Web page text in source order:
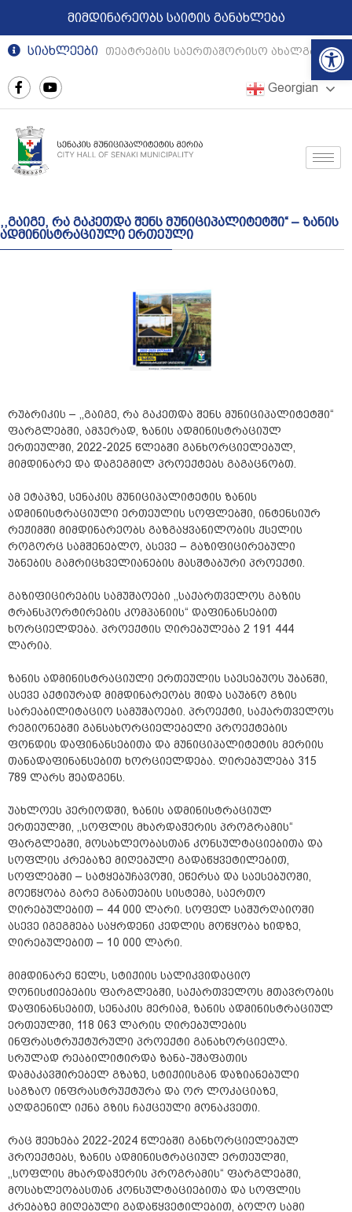
მიმდინარეობს საიტის განახლება
სიახლეები
რეგიონული თეატრების საერთაშორისო
Georgian
,,გაიგე, რა გაკეთდა შენს მუნიციპალიტეტში“ – ზანის
ადმინისტრაციული ერთეული
რუბრიკის – ,,გაიგე, რა გაკეთდა შენს მუნიციპალიტეტში“
ფარგლებში, ამჯერად, ზანის ადმინისტრაციულ
ერთეულში, 2022-2025 წლებში განხორციელებულ,
მიმდინარე და დაგეგმილ პროექტებს გაგაცნობთ.
ამ ეტაპზე, სენაკის მუნიციპალიტეტის ზანის
ადმინისტრაციული ერთეულის სოფლებში, ინტენსიურ
რეჟიმში მიმდინარეობს გაზგაყვანილობის ქსელის
როგორც სამშენებლო, ასევე – გაზიფიცირებული
უბნების გამრიცხველიანების მასშტაბური პროექტი.
გაზიფიცირების სამუშაოები ,,საქართველოს გაზის
ტრანსპორტირების კომპანიის“ დაფინანსებით
ხორციელდება. პროექტის ღირებულება 2 191 444
ლარია.
ზანის ადმინისტრაციული ერთეულის საესებუოს უბანში,
ასევე აქტიურად მიმდინარეობს შიდა საუბნო გზის
სარეაბილიტაციო სამუშაოები. პროექტი, საქართველოს
რეგიონებში განსახორციელებელი პროექტების
ფონდის დაფინანსებითა და მუნიციპალიტეტის მერიის
თანადაფინანსებით ხორციელდება. ღირებულება 315
789 ლარს შეადგენს.
უახლოეს პერიოდში, ზანის ადმინისტრაციულ
ერთეულში, ,,სოფლის მხარდაჭერის პროგრამის“
ფარგლებში, მოსახლეობასთან კონსულტაციებითა და
სოფლის კრებაზე მიღებული გადაწყვეტილებით,
სოფლებში – სატყებუჩავოში, ეწერსა და საესებუოში,
მოეწყობა გარე განათების სისტემა, საერთო
ღირებულებით – 44 000 ლარი. სოფელ საშურღაიოში
ასევე იგეგმება საყრდენი კედლის მოწყობა ხიდზე,
ღირებულებით – 10 000 ლარი.
მიმდინარე წელს, სტიქიის სალიკვიდაციო
ღონისძიებების ფარგლებში, საქართველოს მთავრობის
დაფინანსებით, სენაკის მერიამ, ზანის ადმინისტრაციულ
ერთეულში, 118 063 ლარის ღირებულების
ინფრასტრუქტურული პროექტი განახორციელა.
სრულად რეაბილიტირდა ზანა-უშაფათის
დამაკავშირებელ გზაზე, სტიქიისგან დაზიანებული
საგზაო ინფრასტრუქტურა და ორ ლოკაციაზე,
აღდგენილ იქნა გზის ჩაქცეული მონაკვეთი.
რაც შეეხება 2022-2024 წლებში განხორციელებულ
პროექტებს, ზანის ადმინისტრაციულ ერთეულში,
,,სოფლის მხარდაჭერის პროგრამის“ ფარგლებში,
მოსახლეობასთან კონსულტაციებითა და სოფლის
კრებაზე მიღებული გადაწყვეტილებით, ბოლო სამი